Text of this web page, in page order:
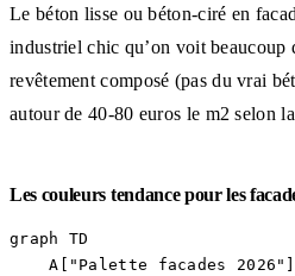
Le béton lisse ou béton-ciré en
industriel chic qu’on voit beaucoup
revêtement composé (pas du vrai
autour de 40-80 euros le m2 selon
Les couleurs tendance pour les
graph TD
    A["Palette facades 2026"]